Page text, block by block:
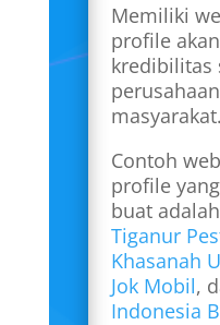
Memiliki
profile
kredibilitas
masyarakat.
Contoh
profile
buat
Tiganur
Khasanah
Jok Mobil,
Indonesia